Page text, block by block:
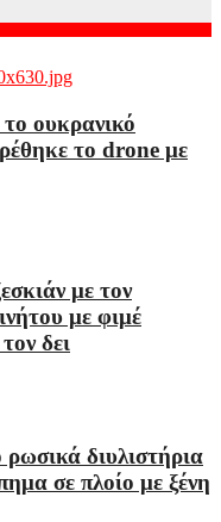
ουκρανικό
το drone με
με τον
με φιμέ
δει
διυλιστήρια
σε πλοίο με ξένη